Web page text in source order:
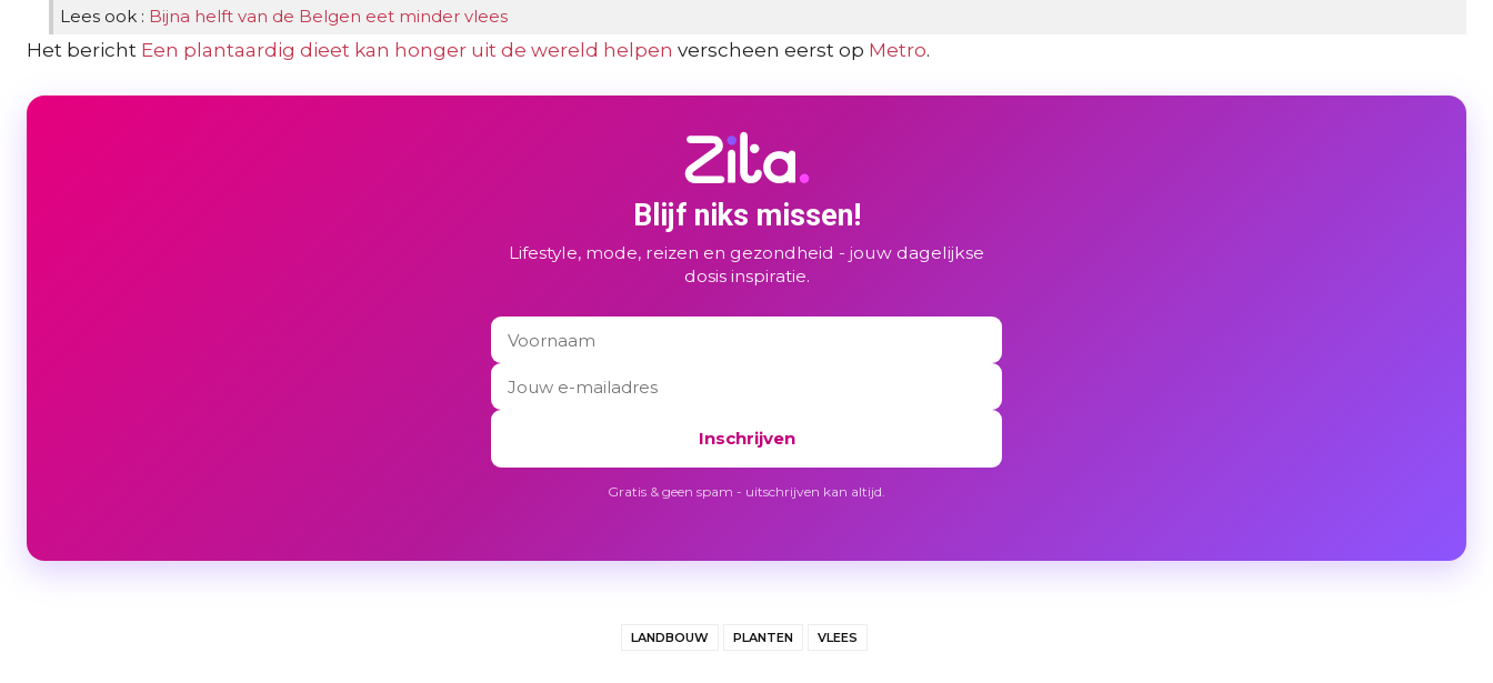
Lees ook : Bijna helft van de Belgen eet minder vlees
Het bericht Een plantaardig dieet kan honger uit de wereld helpen verscheen eerst op Metro.
Blijf niks missen!
Lifestyle, mode, reizen en gezondheid - jouw dagelijkse
dosis inspiratie.
Inschrijven
Gratis & geen spam - uitschrijven kan altijd.
LANDBOUW PLANTEN VLEES